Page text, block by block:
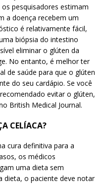
pesquisadores estimam
a doença recebem um
é relativamente fácil,
biópsia do intestino
eliminar o glúten da
No entanto, é melhor ter
de saúde para que o glúten
do seu cardápio. Se você
evitar o glúten,
British Medical Journal.
CELÍACA?
cura definitiva para a
os médicos
uma dieta sem
dieta, o paciente deve notar